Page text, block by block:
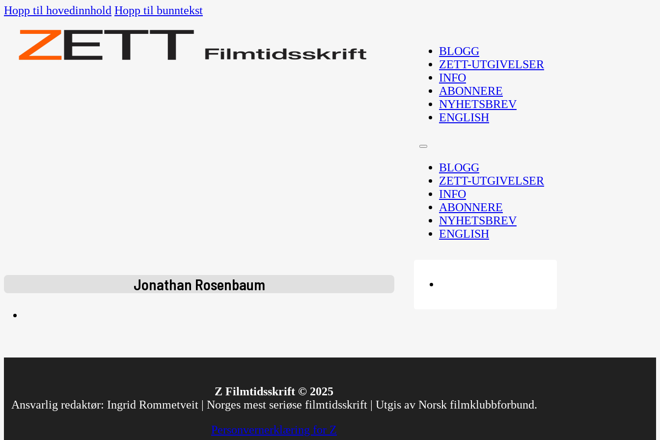
Hopp til hovedinnhold Hopp til bunntekst
BLOGG
ZETT-UTGIVELSER
INFO
ABONNERE
NYHETSBREV
ENGLISH
BLOGG
ZETT-UTGIVELSER
INFO
ABONNERE
NYHETSBREV
ENGLISH
Jonathan Rosenbaum
Z Filmtidsskrift © 2025
Ansvarlig redaktør: Ingrid Rommetveit | Norges mest seriøse filmtidsskrift | Utgis av Norsk filmklubbforbund.
Personvernerklæring for Z